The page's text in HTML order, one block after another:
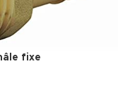
fixe